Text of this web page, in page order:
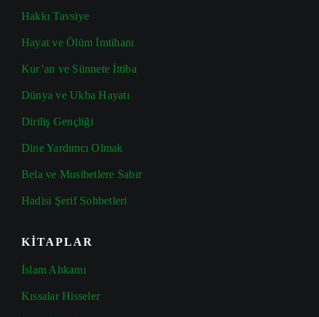
Hakkı Tavsiye
Hayat ve Ölüm İmtihanı
Kur’an ve Sünnete İttiba
Dünya ve Ukba Hayatı
Diriliş Gençliği
Dine Yardımcı Olmak
Bela ve Musibetlere Sabır
Hadisi Şerif Sohbetleri
KİTAPLAR
İslam Ahkamı
Kıssalar Hisseler